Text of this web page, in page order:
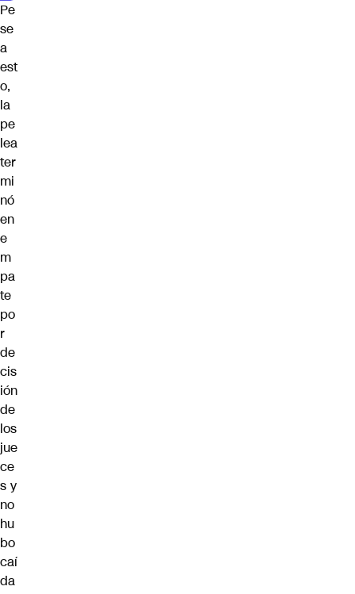
Pe
se
a
est
o,
la
pe
lea
ter
mi
nó
en
e
m
pa
te
po
r
de
cis
ión
de
los
jue
ce
s y
no
hu
bo
caí
da